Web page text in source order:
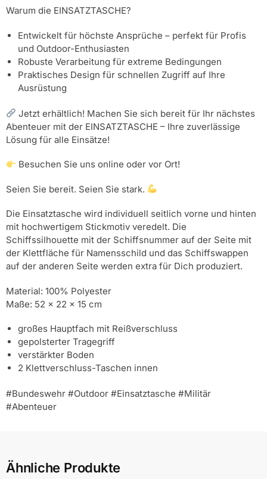
Warum die EINSATZTASCHE?
Entwickelt für höchste Ansprüche – perfekt für Profis
und Outdoor-Enthusiasten
Robuste Verarbeitung für extreme Bedingungen
Praktisches Design für schnellen Zugriff auf Ihre
Ausrüstung
Jetzt erhältlich! Machen Sie sich bereit für Ihr nächstes
Abenteuer mit der EINSATZTASCHE – Ihre zuverlässige
Lösung für alle Einsätze!
Besuchen Sie uns online oder vor Ort!
Seien Sie bereit. Seien Sie stark.
Die Einsatztasche wird individuell seitlich vorne und hinten
mit hochwertigem Stickmotiv veredelt. Die
Schiffssilhouette mit der Schiffsnummer auf der Seite mit
der Klettfläche für Namensschild und das Schiffswappen
auf der anderen Seite werden extra für Dich produziert.
Material: 100% Polyester
Maße: 52 x 22 x 15 cm
großes Hauptfach mit Reißverschluss
gepolsterter Tragegriff
verstärkter Boden
2 Klettverschluss-Taschen innen
#Bundeswehr #Outdoor #Einsatztasche #Militär
#Abenteuer
Ähnliche Produkte